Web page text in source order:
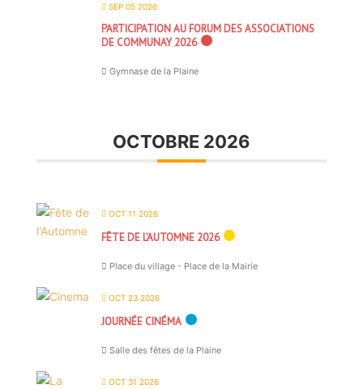
SEP 05 2026
PARTICIPATION AU FORUM DES ASSOCIATIONS
DE COMMUNAY 2026
Gymnase de la Plaine
OCTOBRE 2026
OCT 11 2026
FÊTE DE L’AUTOMNE 2026
Place du village - Place de la Mairie
OCT 23 2026
JOURNÉE CINÉMA
Salle des fêtes de la Plaine
OCT 31 2026